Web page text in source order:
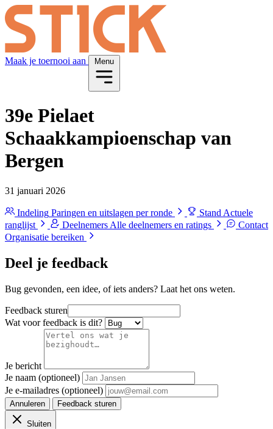
Maak je toernooi aan Menu
39e Pielaet
Schaakkampioenschap van
Bergen
31 januari 2026
Indeling Paringen en uitslagen per ronde Stand Actuele
ranglijst
Deelnemers Alle deelnemers en ratings
Contact
Organisatie bereiken
Deel je feedback
Bug gevonden, een idee, of iets anders? Laat het ons weten.
Feedback sturen
Wat voor feedback is dit?
Je bericht
Je naam (optioneel)
Je e-mailadres (optioneel)
Annuleren Feedback sturen
Sluiten